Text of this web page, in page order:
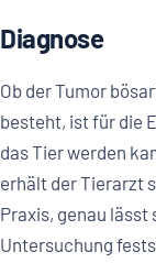
Diagnose
Ob der Tumor
besteht, ist für die
das Tier werden
erhält der Tierarzt
Praxis, genau lässt
Untersuchung